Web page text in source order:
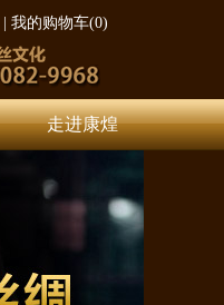
我的购物车(0)
走进康煌